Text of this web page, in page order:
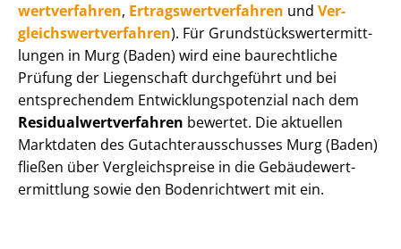
wert­ver­fah­ren, Er­trags­wert­ver­fah­ren und Ver­
gleichs­wert­ver­fah­ren). Für Grund­stücks­wert­ermitt­
lun­gen in Murg (Baden) wird eine baurechtliche
Prüfung der Liegenschaft durchgeführt und bei
entsprechendem Ent­wick­lungs­po­ten­zi­al nach dem
Re­si­du­al­wert­ver­fah­ren bewertet. Die aktuellen
Marktdaten des Gut­ach­ter­aus­schus­ses Murg (Baden)
fließen über Ver­gleichs­prei­se in die Ge­bäu­de­wert­
ermitt­lung sowie den Bodenrichtwert mit ein.